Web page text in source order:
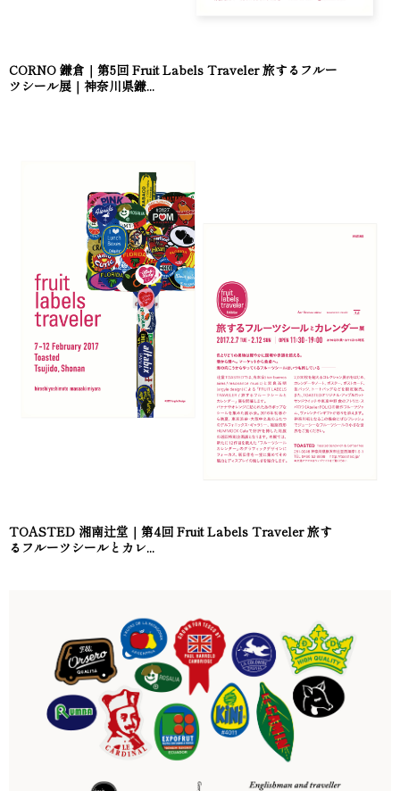
CORNO 鎌倉｜第5回 Fruit Labels Traveler 旅するフルー
ツシール展｜神奈川県鎌...
TOASTED 湘南辻堂｜第4回 Fruit Labels Traveler 旅す
るフルーツシールとカレ...